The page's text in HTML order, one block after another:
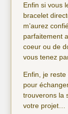
Enfin si vous
bracelet
m’aurez
parfaitement
coeur ou de
vous tenez
Enfin, je
pour
trouverons la
votre projet…